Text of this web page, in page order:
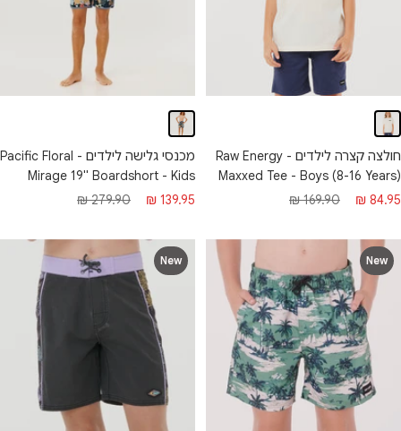
חולצה קצרה לילדים - Raw Energy
Maxxed Tee - Boys (8-16 Years)
מחיר
84.95 ₪
מחיר
169.90 ₪
מכנסי גלישה לילדים - Pacific Floral
Mirage 19" Boardshort - Kids
מחיר
139.95 ₪
מחיר
279.90 ₪
New
New